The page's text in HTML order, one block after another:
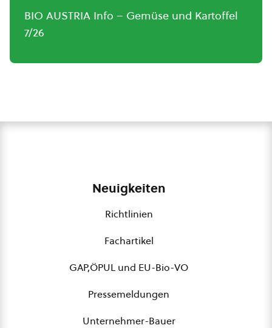
BIO AUSTRIA Info – Gemüse und Kartoffel
7/26
Neuigkeiten
Richtlinien
Fachartikel
GAP,ÖPUL und EU-Bio-VO
Pressemeldungen
Unternehmer-Bauer